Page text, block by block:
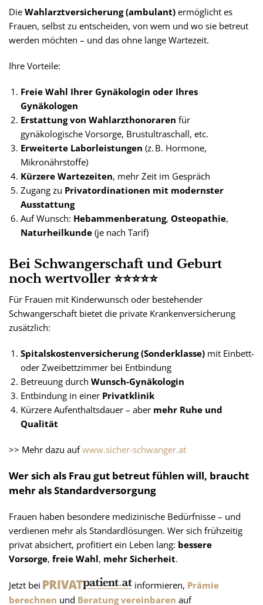
Die Wahlarztversicherung (ambulant) ermöglicht es
Frauen, selbst zu entscheiden, von wem und wo sie betreut
werden möchten – und das ohne lange Wartezeit.
Ihre Vorteile:
Freie Wahl Ihrer Gynäkologin oder Ihres
Gynäkologen
Erstattung von Wahlarzthonoraren für
gynäkologische Vorsorge, Brustultraschall, etc.
Erweiterte Laborleistungen (z. B. Hormone,
Mikronährstoffe)
Kürzere Wartezeiten, mehr Zeit im Gespräch
Zugang zu Privatordinationen mit modernster
Ausstattung
Auf Wunsch: Hebammenberatung, Osteopathie,
Naturheilkunde (je nach Tarif)
Bei Schwangerschaft und Geburt
noch wertvoller ⭐⭐⭐⭐⭐
Für Frauen mit Kinderwunsch oder bestehender
Schwangerschaft bietet die private Krankenversicherung
zusätzlich:
Spitalskostenversicherung (Sonderklasse) mit Einbett-
oder Zweibettzimmer bei Entbindung
Betreuung durch Wunsch-Gynäkologin
Entbindung in einer Privatklinik
Kürzere Aufenthaltsdauer – aber mehr Ruhe und
Qualität
>> Mehr dazu aufwww.sicher-schwanger.at
Wer sich als Frau gut betreut fühlen will, braucht
mehr als Standardversorgung
Frauen haben besondere medizinische Bedürfnisse – und
verdienen mehr als Standardlösungen. Wer sich frühzeitig
privat absichert, profitiert ein Leben lang: bessere
Vorsorge, freie Wahl, mehr Sicherheit.
Jetzt bei informieren, Prämie
berechnen und Beratung vereinbaren auf